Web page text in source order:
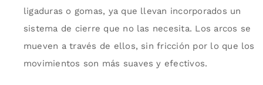
ligaduras o gomas, ya que llevan incorporados un
sistema de cierre que no las necesita. Los arcos se
mueven a través de ellos, sin fricción por lo que los
movimientos son más suaves y efectivos.